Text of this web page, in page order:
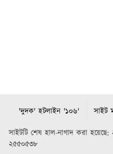
'দুদক' হটলাইন '১০৬' সাইট
সাইটটি শেষ হাল-নাগাদ করা
২৫৫০৫৩৮